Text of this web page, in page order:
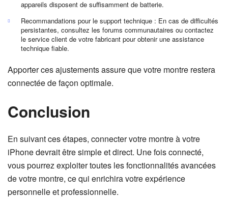
appareils disposent de suffisamment de batterie.
Recommandations pour le support technique : En cas de difficultés
persistantes, consultez les forums communautaires ou contactez
le service client de votre fabricant pour obtenir une assistance
technique fiable.
Apporter ces ajustements assure que votre montre restera
connectée de façon optimale.
Conclusion
En suivant ces étapes, connecter votre montre à votre
iPhone devrait être simple et direct. Une fois connecté,
vous pourrez exploiter toutes les fonctionnalités avancées
de votre montre, ce qui enrichira votre expérience
personnelle et professionnelle.